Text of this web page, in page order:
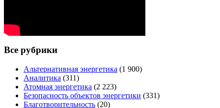
Все рубрики
Альтернативная энергетика (1 900)
Аналитика (311)
Атомная энергетика (2 223)
Безопасность объектов энергетики (331)
Благотворительность (20)